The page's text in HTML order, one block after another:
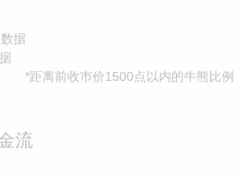
据
*距离前收巿价1500点以内的牛熊比例
流